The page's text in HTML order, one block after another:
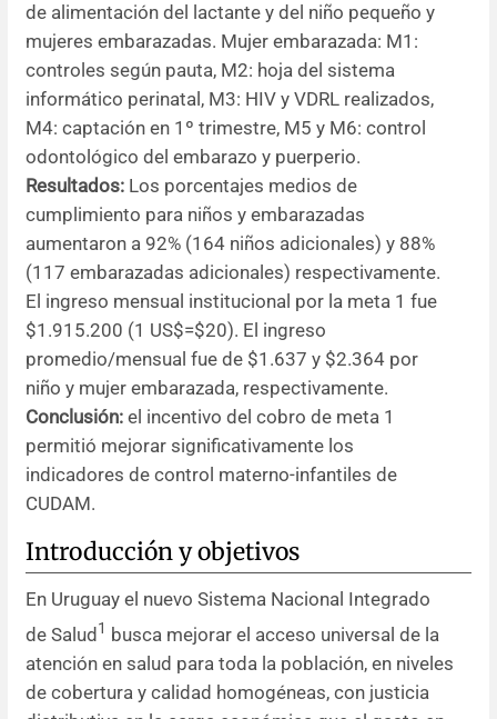
de alimentación del lactante y del niño pequeño y
mujeres embarazadas. Mujer embarazada: M1:
controles según pauta, M2: hoja del sistema
informático perinatal, M3: HIV y VDRL realizados,
M4: captación en 1º trimestre, M5 y M6: control
odontológico del embarazo y puerperio.
Resultados: Los porcentajes medios de
cumplimiento para niños y embarazadas
aumentaron a 92% (164 niños adicionales) y 88%
(117 embarazadas adicionales) respectivamente.
El ingreso mensual institucional por la meta 1 fue
$1.915.200 (1 US$=$20). El ingreso
promedio/mensual fue de $1.637 y $2.364 por
niño y mujer embarazada, respectivamente.
Conclusión: el incentivo del cobro de meta 1
permitió mejorar significativamente los
indicadores de control materno-infantiles de
CUDAM.
Introducción y objetivos
En Uruguay el nuevo Sistema Nacional Integrado
de Salud1 busca mejorar el acceso universal de la
atención en salud para toda la población, en niveles
de cobertura y calidad homogéneas, con justicia